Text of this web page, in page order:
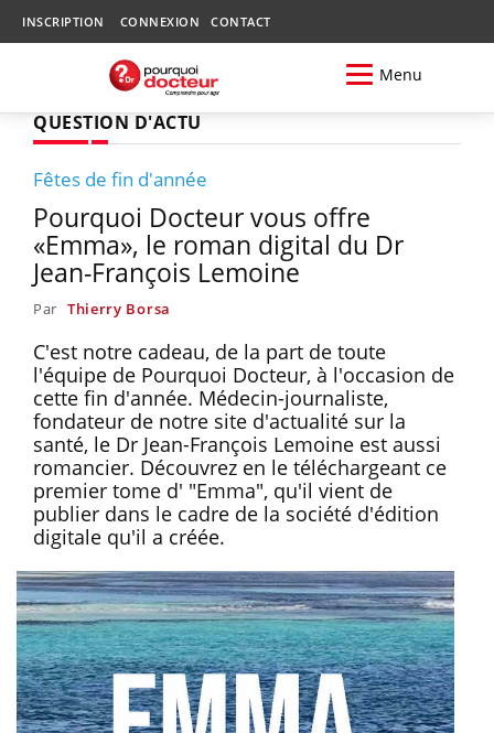
INSCRIPTION CONNEXION CONTACT
Menu
QUESTION D'ACTU
Fêtes de fin d'année
Pourquoi Docteur vous offre
«Emma», le roman digital du Dr
Jean-François Lemoine
Par Thierry Borsa
C'est notre cadeau, de la part de toute
l'équipe de Pourquoi Docteur, à l'occasion de
cette fin d'année. Médecin-journaliste,
fondateur de notre site d'actualité sur la
santé, le Dr Jean-François Lemoine est aussi
romancier. Découvrez en le téléchargeant ce
premier tome d' "Emma", qu'il vient de
publier dans le cadre de la société d'édition
digitale qu'il a créée.